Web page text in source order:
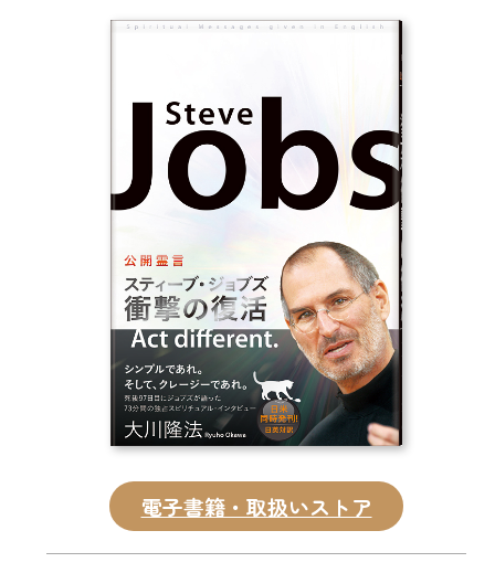
絵本
雑誌
雑貨
外国語
電子書籍・取扱いストア